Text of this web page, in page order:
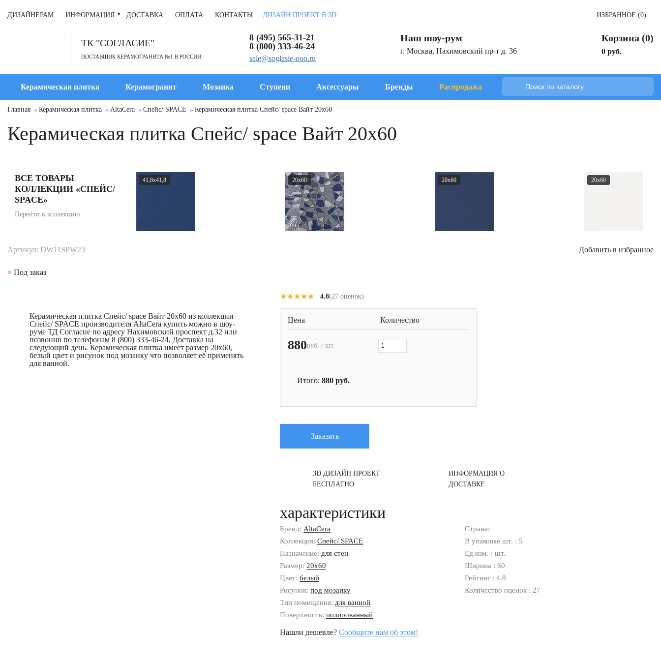
ДИЗАЙНЕРАМ ИНФОРМАЦИЯ ДОСТАВКА ОПЛАТА КОНТАКТЫ ДИЗАЙН ПРОЕКТ В 3D ИЗБРАННОЕ (0)
ТК "СОГЛАСИЕ"
ПОСТАВЩИК КЕРАМОГРАНИТА №1 В РОССИИ
8 (495) 565-31-21
8 (800) 333-46-24
sale@soglasie-ooo.ru
Наш шоу-рум
г. Москва, Нахимовский пр-т д. 36
Корзина (0)
0 руб.
Керамическая плитка Керамогранит Мозаика Ступени Аксессуары Бренды Распродажа
Главная Керамическая плитка AltaCera Спейс/ SPACE Керамическая плитка Спейс/ space Вайт 20x60
Керамическая плитка Спейс/ space Вайт 20x60
ВСЕ ТОВАРЫ
КОЛЛЕКЦИИ «СПЕЙС/
SPACE»
Перейти в коллекцию
41,8x41,8 20x60 20x60 20x60
Артикул: DW11SPW23 Добавить в избранное
× Под заказ
Керамическая плитка Спейс/ space Вайт 20x60 из коллекции
Спейс/ SPACE производителя AltaCera купить можно в шоу-
руме ТД Согласие по адресу Нахимовский проспект д.32 или
позвонив по телефонам 8 (800) 333-46-24, Доставка на
следующий день. Керамическая плитка имеет размер 20x60,
белый цвет и рисунок под мозаику что позволяет её применять
для ванной.
★★★★★
★★★★★ 4.8(27 оценок)
Цена Количество
880руб. / шт.
Итого: 880 руб.
Заказать
3D ДИЗАЙН ПРОЕКТ
БЕСПЛАТНО
ИНФОРМАЦИЯ О
ДОСТАВКЕ
характеристики
Бренд: AltaCera
Коллекция: Спейс/ SPACE
Назначение: для стен
Размер: 20x60
Цвет: белый
Рисунок: под мозаику
Тип помещения: для ванной
Поверхность: полированный
Страна:
В упаковке шт. : 5
Ед.изм. : шт.
Ширина : 60
Рейтинг : 4.8
Количество оценок : 27
Нашли дешевле? Сообщите нам об этом!